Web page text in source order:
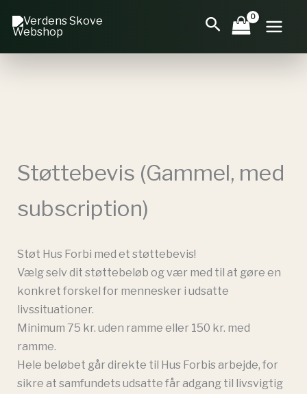
Søg
Støttebevis (Gammel, med
subscription)
Støt Hus Forbi med et støttebevis!
Vælg selv dit støttebeløb og vær med til at gøre en
konkret forskel for mennesker i udsatte
livssituationer.
Minimum 75 kr. uden ramme eller 150 kr. med
ramme.
Hele beløbet går direkte til Hus Forbis arbejde, for
sikre at samfundets udsatte får adgang til livsvigtig